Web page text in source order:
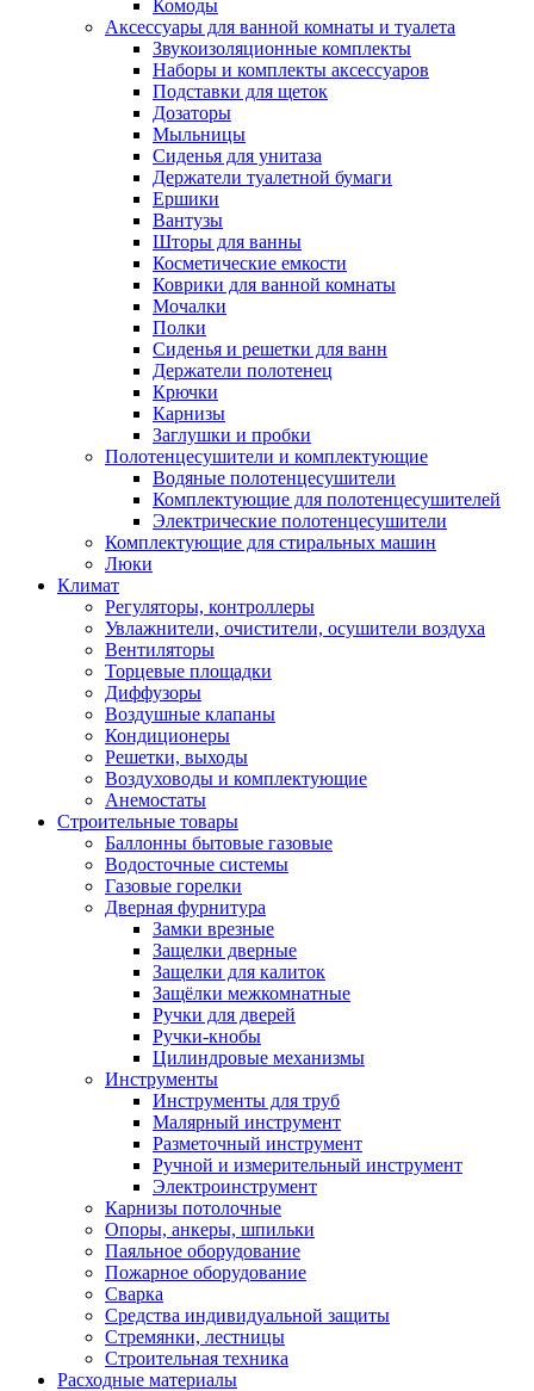
Комоды
Аксессуары для ванной комнаты и туалета
Звукоизоляционные комплекты
Наборы и комплекты аксессуаров
Подставки для щеток
Дозаторы
Мыльницы
Сиденья для унитаза
Держатели туалетной бумаги
Ершики
Вантузы
Шторы для ванны
Косметические емкости
Коврики для ванной комнаты
Мочалки
Полки
Сиденья и решетки для ванн
Держатели полотенец
Крючки
Карнизы
Заглушки и пробки
Полотенцесушители и комплектующие
Водяные полотенцесушители
Комплектующие для полотенцесушителей
Электрические полотенцесушители
Комплектующие для стиральных машин
Люки
Климат
Регуляторы, контроллеры
Увлажнители, очистители, осушители воздуха
Вентиляторы
Торцевые площадки
Диффузоры
Воздушные клапаны
Кондиционеры
Решетки, выходы
Воздуховоды и комплектующие
Анемостаты
Строительные товары
Баллонны бытовые газовые
Водосточные системы
Газовые горелки
Дверная фурнитура
Замки врезные
Защелки дверные
Защелки для калиток
Защёлки межкомнатные
Ручки для дверей
Ручки-кнобы
Цилиндровые механизмы
Инструменты
Инструменты для труб
Малярный инструмент
Разметочный инструмент
Ручной и измерительный инструмент
Электроинструмент
Карнизы потолочные
Опоры, анкеры, шпильки
Паяльное оборудование
Пожарное оборудование
Сварка
Средства индивидуальной защиты
Стремянки, лестницы
Строительная техника
Расходные материалы